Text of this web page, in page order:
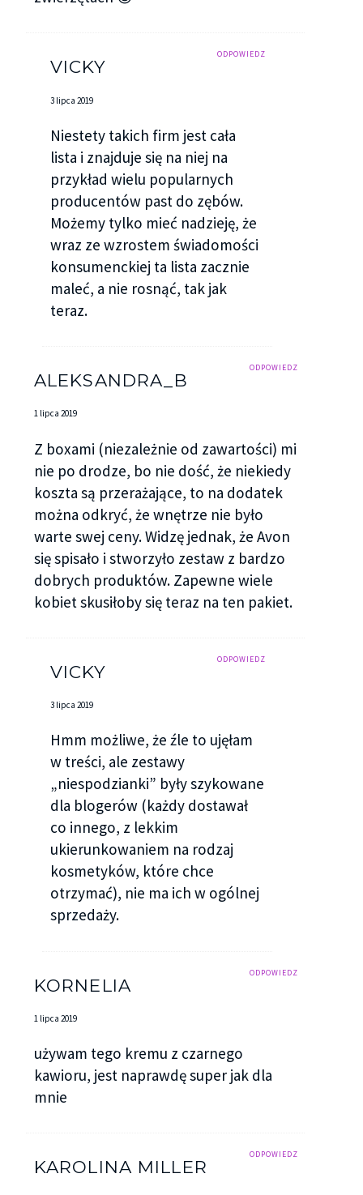
ODPOWIEDZ
VICKY
3 lipca 2019
Niestety takich firm jest cała
lista i znajduje się na niej na
przykład wielu popularnych
producentów past do zębów.
Możemy tylko mieć nadzieję, że
wraz ze wzrostem świadomości
konsumenckiej ta lista zacznie
maleć, a nie rosnąć, tak jak
teraz.
ODPOWIEDZ
ALEKSANDRA_B
1 lipca 2019
Z boxami (niezależnie od zawartości) mi
nie po drodze, bo nie dość, że niekiedy
koszta są przerażające, to na dodatek
można odkryć, że wnętrze nie było
warte swej ceny. Widzę jednak, że Avon
się spisało i stworzyło zestaw z bardzo
dobrych produktów. Zapewne wiele
kobiet skusiłoby się teraz na ten pakiet.
ODPOWIEDZ
VICKY
3 lipca 2019
Hmm możliwe, że źle to ujęłam
w treści, ale zestawy
„niespodzianki” były szykowane
dla blogerów (każdy dostawał
co innego, z lekkim
ukierunkowaniem na rodzaj
kosmetyków, które chce
otrzymać), nie ma ich w ogólnej
sprzedaży.
ODPOWIEDZ
KORNELIA
1 lipca 2019
używam tego kremu z czarnego
kawioru, jest naprawdę super jak dla
mnie
ODPOWIEDZ
KAROLINA MILLER